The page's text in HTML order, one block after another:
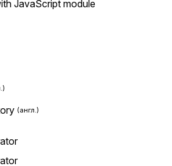
JavaScript module